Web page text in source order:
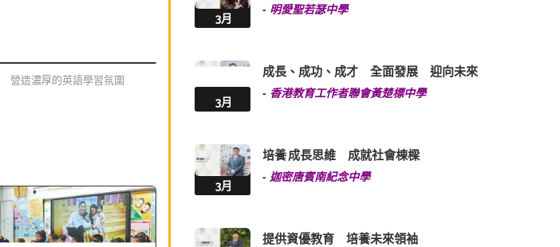
營造濃厚的英語學習氛圍
3月
- 明愛聖若瑟中學
3月
成長、成功、成才 全面發展 迎向未來
- 香港教育工作者聯會黃楚標中學
3月
培養 成長思維 成就社會棟樑
-迦密唐賓南紀念中學
提供資優教育 培養未來領袖